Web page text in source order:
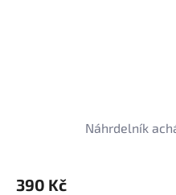
Náhrdelník
390 Kč